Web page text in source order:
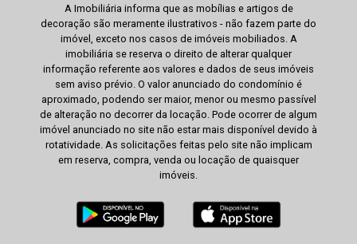
A Imobiliária informa que as mobílias e artigos de
decoração são meramente ilustrativos - não fazem parte do
imóvel, exceto nos casos de imóveis mobiliados. A
imobiliária se reserva o direito de alterar qualquer
informação referente aos valores e dados de seus imóveis
sem aviso prévio. O valor anunciado do condomínio é
aproximado, podendo ser maior, menor ou mesmo passível
de alteração no decorrer da locação. Pode ocorrer de algum
imóvel anunciado no site não estar mais disponível devido à
rotatividade. As solicitações feitas pelo site não implicam
em reserva, compra, venda ou locação de quaisquer
imóveis.